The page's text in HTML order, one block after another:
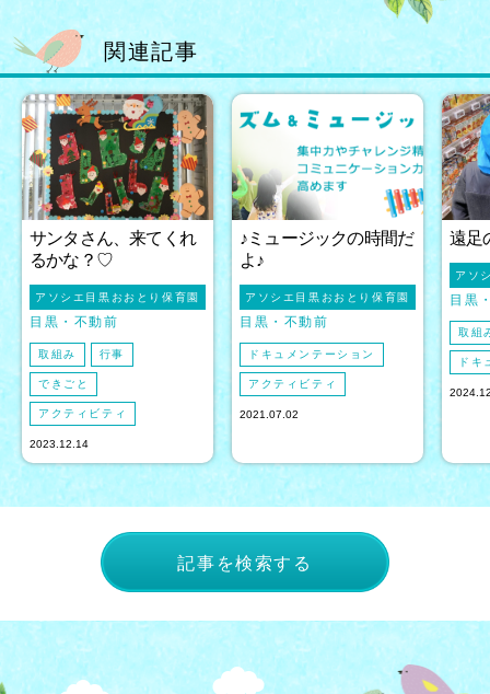
関連記事
サンタさん、来てくれ
るかな？♡
アソシエ目黒おおとり保育園
目黒 不動前
取組み 行事
できごと
アクティビティ
2023.12.14
♪ミュージックの時間だ
よ♪
アソシエ目黒おおとり保育園
目黒 不動前
ドキュメンテーション
アクティビティ
2021.07.02
遠足
アソ
目黒
取組
ドキ
記事を検索する